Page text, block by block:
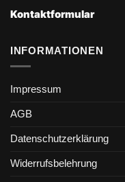
Kontaktformular
INFORMATIONEN
Impressum
AGB
Datenschutzerklärung
Widerrufsbelehrung